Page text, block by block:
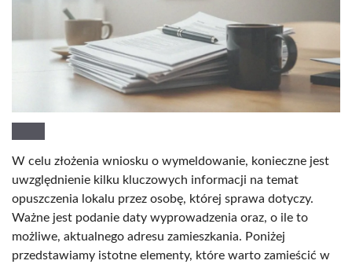
W celu złożenia wniosku o wymeldowanie, konieczne jest
uwzględnienie kilku kluczowych informacji na temat
opuszczenia lokalu przez osobę, której sprawa dotyczy.
Ważne jest podanie daty wyprowadzenia oraz, o ile to
możliwe, aktualnego adresu zamieszkania. Poniżej
przedstawiamy istotne elementy, które warto zamieścić w